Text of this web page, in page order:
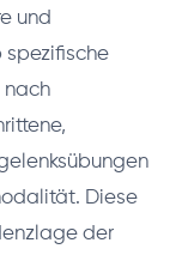
und
spezifische
nach
Diese
der